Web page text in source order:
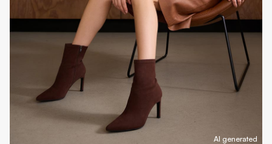
AI generated